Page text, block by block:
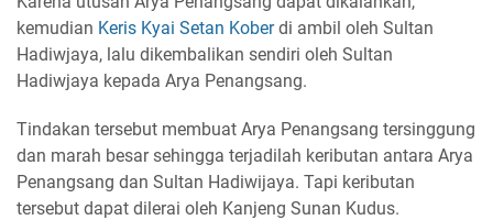
kemudian Keris Kyai Setan Koberdi ambil oleh Sultan
Hadiwjaya, lalu dikembalikan sendiri oleh Sultan
Hadiwjaya kepada Arya Penangsang.
Tindakan tersebut membuat Arya Penangsang tersinggung
dan marah besar sehingga terjadilah keributan antara Arya
Penangsang dan Sultan Hadiwijaya. Tapi keributan
tersebut dapat dilerai oleh Kanjeng Sunan Kudus.